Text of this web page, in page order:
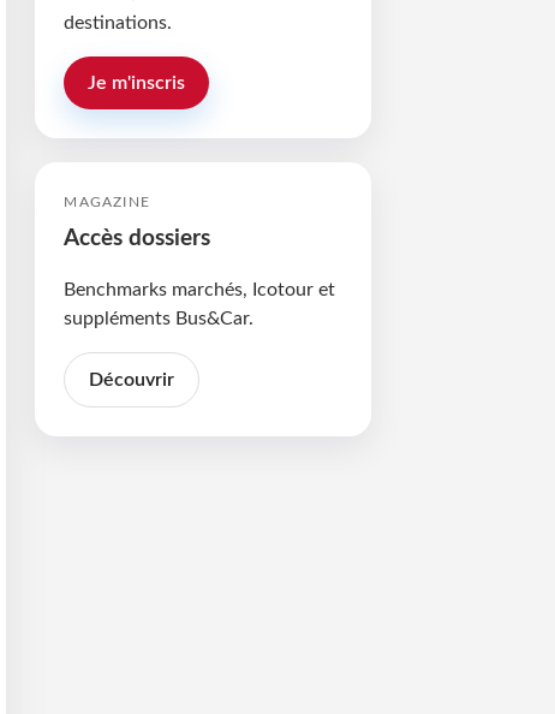
destinations.
Je m'inscris
MAGAZINE
Accès dossiers
Benchmarks marchés, Icotour et
suppléments Bus&Car.
Découvrir